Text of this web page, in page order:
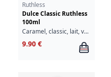
Ruthless
Dulce Classic Ruthless
100ml
Caramel, classic, lait, vanille
9.90 €